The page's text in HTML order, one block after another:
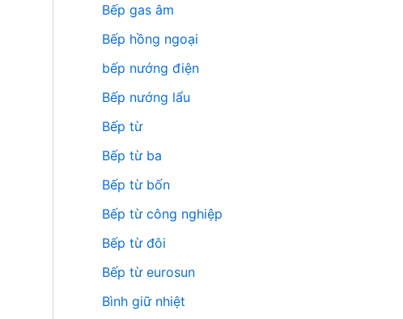
Bếp gas âm
Bếp hồng ngoại
bếp nướng điện
Bếp nướng lẩu
Bếp từ
Bếp từ ba
Bếp từ bốn
Bếp từ công nghiệp
Bếp từ đôi
Bếp từ eurosun
Bình giữ nhiệt